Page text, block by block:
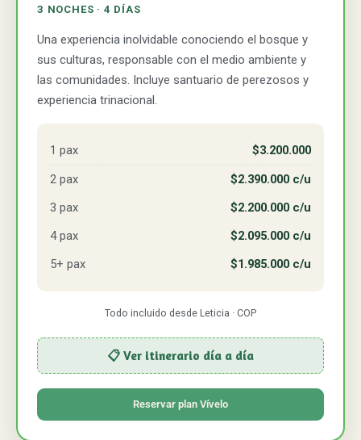
3 NOCHES · 4 DÍAS
Una experiencia inolvidable conociendo el bosque y
sus culturas, responsable con el medio ambiente y
las comunidades. Incluye santuario de perezosos y
experiencia trinacional.
1 pax
$3.200.000
2 pax
$2.390.000 c/u
3 pax
$2.200.000 c/u
4 pax
$2.095.000 c/u
5+ pax
$1.985.000 c/u
Todo incluido desde Leticia · COP
📋 Ver itinerario día a día
Reservar plan Vívelo